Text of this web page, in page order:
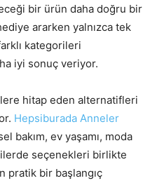
bir ürün daha doğru bir
ararken yalnızca tek
kategorileri
iyi sonuç veriyor.
hitap eden alternatifleri
Hepsiburada Anneler
bakım, ev yaşamı, moda
seçenekleri birlikte
pratik bir başlangıç